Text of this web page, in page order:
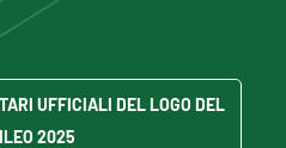
UFFICIALI DEL LOGO DEL
2025